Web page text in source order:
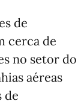
de
cerca de
no setor do
aéreas
de